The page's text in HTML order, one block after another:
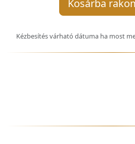
Kosárba
Kézbesítés várható dátuma ha most